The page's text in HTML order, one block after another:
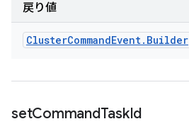
戻り値
ClusterCommandEvent. Builder
setCommandTaskId